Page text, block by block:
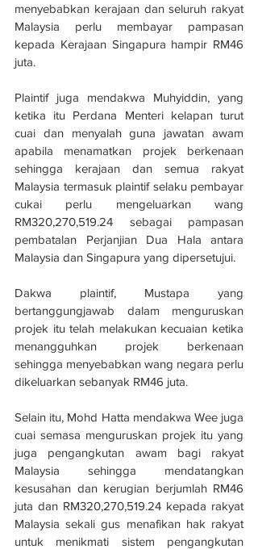
menyebabkan kerajaan dan seluruh rakyat
Malaysia perlu membayar pampasan
kepada Kerajaan Singapura hampir RM46
juta.
Plaintif juga mendakwa Muhyiddin, yang
ketika itu Perdana Menteri kelapan turut
cuai dan menyalah guna jawatan awam
apabila menamatkan projek berkenaan
sehingga kerajaan dan semua rakyat
Malaysia termasuk plaintif selaku pembayar
cukai perlu mengeluarkan wang
RM320,270,519.24 sebagai pampasan
pembatalan Perjanjian Dua Hala antara
Malaysia dan Singapura yang dipersetujui.
Dakwa plaintif, Mustapa yang
bertanggungjawab dalam menguruskan
projek itu telah melakukan kecuaian ketika
menangguhkan projek berkenaan
sehingga menyebabkan wang negara perlu
dikeluarkan sebanyak RM46 juta.
Selain itu, Mohd Hatta mendakwa Wee juga
cuai semasa menguruskan projek itu yang
juga pengangkutan awam bagi rakyat
Malaysia sehingga mendatangkan
kesusahan dan kerugian berjumlah RM46
juta dan RM320,270,519.24 kepada rakyat
Malaysia sekali gus menafikan hak rakyat
untuk menikmati sistem pengangkutan